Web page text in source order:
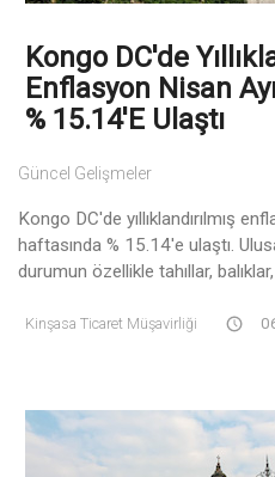
Kongo DC'de
Enflasyon Nisan
% 15.14'e Ulaştı
Güncel Gelişmeler
Kongo DC'de yıllıklandırılmış
haftasında % 15.14'e ulaştı.
durumun özellikle tahıllar, balıklar,
Kinşasa Ticaret Müşavirliği